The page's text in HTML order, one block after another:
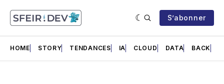
S’abonner
HOME STORY TENDANCES IA CLOUD DATA BACK